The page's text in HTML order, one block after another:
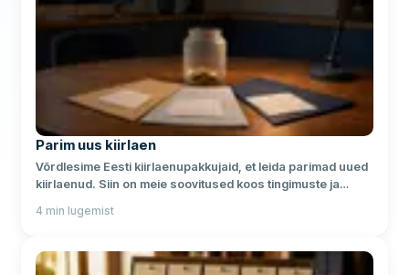
Parim uus kiirlaen
Võrdlesime Eesti kiirlaenupakkujaid, et leida parimad uued
kiirlaenud. Siin on meie soovitused koos tingimuste ja
4 min lugemist